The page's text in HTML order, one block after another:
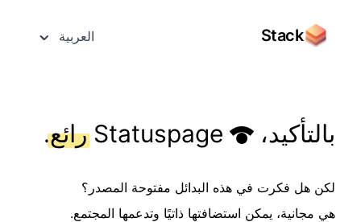
Stack العربية
بالتأكيد، رائع.
لكن هل فكرت في هذه البدائل مفتوحة المصدر؟
هي مجانية، يمكن استضافتها ذاتيًا وتدعمها المجتمع.